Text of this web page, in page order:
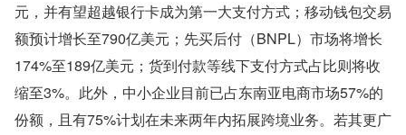
元，并有望超越银行卡成为第一大支付方式；移动钱包交易
额预计增长至790亿美元；先买后付（BNPL）市场将增长
174%至189亿美元；货到付款等线下支付方式占比则将收
缩至3%。此外，中小企业目前已占东南亚电商市场57%的
份额，且有75%计划在未来两年内拓展跨境业务。若其更广